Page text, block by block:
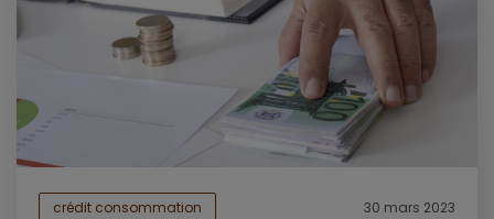
crédit consommation 30 mars 2023